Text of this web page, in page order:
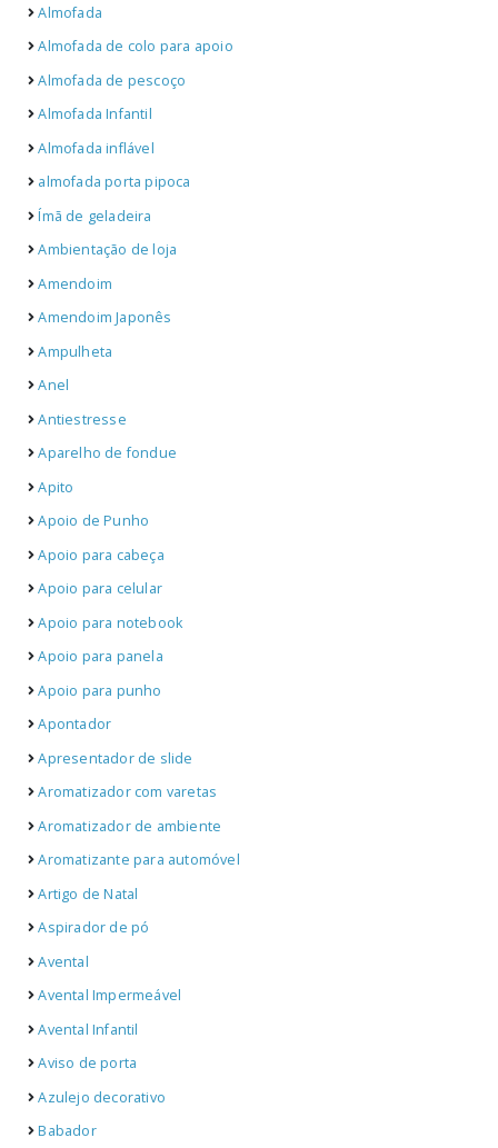
Almofada
Almofada de colo para apoio
Almofada de pescoço
Almofada Infantil
Almofada inflável
almofada porta pipoca
Ímã de geladeira
Ambientação de loja
Amendoim
Amendoim Japonês
Ampulheta
Anel
Antiestresse
Aparelho de fondue
Apito
Apoio de Punho
Apoio para cabeça
Apoio para celular
Apoio para notebook
Apoio para panela
Apoio para punho
Apontador
Apresentador de slide
Aromatizador com varetas
Aromatizador de ambiente
Aromatizante para automóvel
Artigo de Natal
Aspirador de pó
Avental
Avental Impermeável
Avental Infantil
Aviso de porta
Azulejo decorativo
Babador